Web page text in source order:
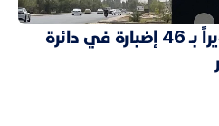
النزاهة تضبط تلاعباً وتزويراً بـ 46 إضبارة في دائرة